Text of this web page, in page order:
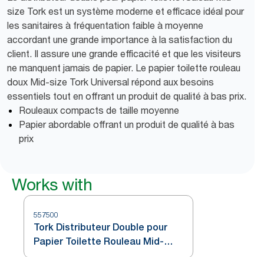
size Tork est un système moderne et efficace idéal pour
les sanitaires à fréquentation faible à moyenne
accordant une grande importance à la satisfaction du
client. Il assure une grande efficacité et que les visiteurs
ne manquent jamais de papier. Le papier toilette rouleau
doux Mid-size Tork Universal répond aux besoins
essentiels tout en offrant un produit de qualité à bas prix.
Rouleaux compacts de taille moyenne
Papier abordable offrant un produit de qualité à bas
prix
Works with
557500
Tork Distributeur Double pour
Papier Toilette Rouleau Mid-